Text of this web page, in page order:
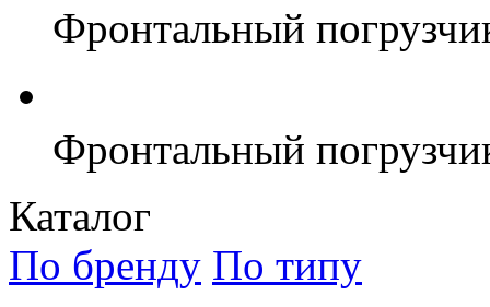
Фронтальный
Фронтальный
Каталог
По бренду По типу